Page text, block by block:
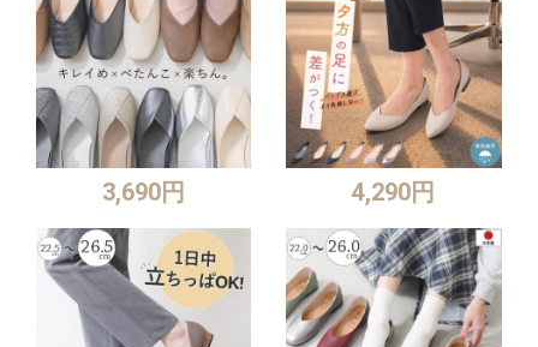
3,690円 4,290円